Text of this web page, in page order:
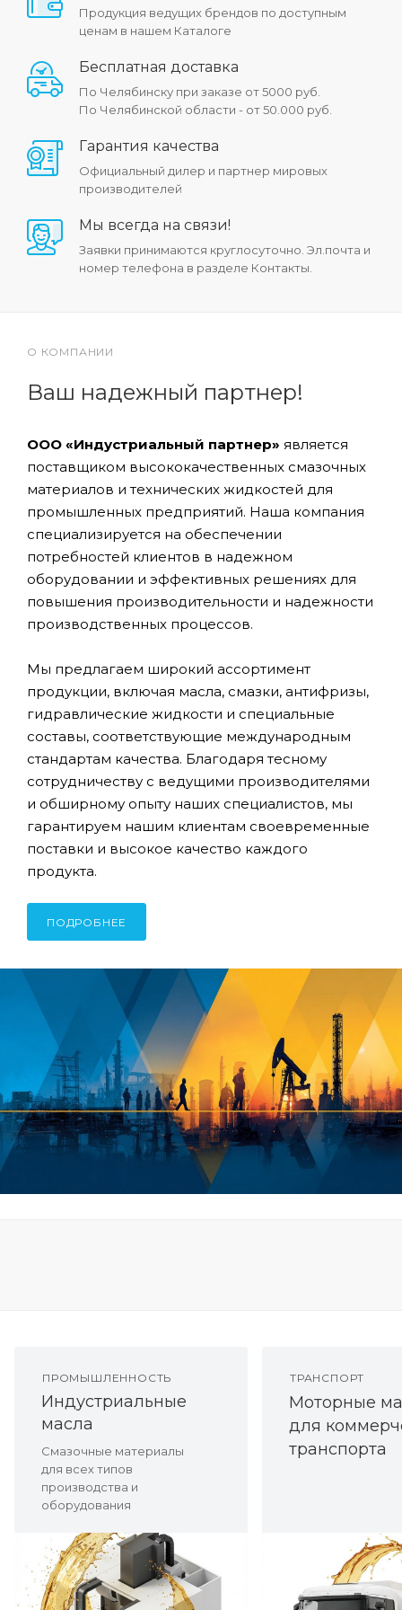
Продукция ведущих брендов по доступным
ценам в нашем Каталоге
Бесплатная доставка
По Челябинску при заказе от 5000 руб.
По Челябинской области - от 50.000 руб.
Гарантия качества
Официальный дилер и партнер мировых
производителей
Мы всегда на связи!
Заявки принимаются круглосуточно. Эл.почта и
номер телефона в разделе Контакты.
О КОМПАНИИ
Ваш надежный партнер!
ООО «Индустриальный партнер» является
поставщиком высококачественных смазочных
материалов и технических жидкостей для
промышленных предприятий. Наша компания
специализируется на обеспечении
потребностей клиентов в надежном
оборудовании и эффективных решениях для
повышения производительности и надежности
производственных процессов.
Мы предлагаем широкий ассортимент
продукции, включая масла, смазки, антифризы,
гидравлические жидкости и специальные
составы, соответствующие международным
стандартам качества. Благодаря тесному
сотрудничеству с ведущими производителями
и обширному опыту наших специалистов, мы
гарантируем нашим клиентам своевременные
поставки и высокое качество каждого
продукта.
ПОДРОБНЕЕ
ПРОМЫШЛЕННОСТЬ
Индустриальные
масла
Смазочные материалы
для всех типов
производства и
оборудования
ТРАНСПОРТ
Моторные
для
транспорта